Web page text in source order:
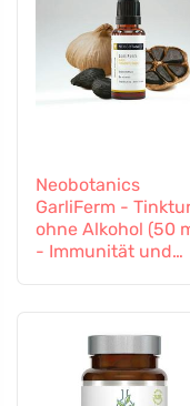
Neobotanics
GarliFerm -
ohne Alkohol (50
- Immunität und